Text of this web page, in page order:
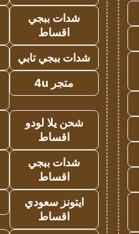
شدات ببجي
اقساط
شدات ببجي تابي
متجر 4u
شحن يلا لودو
اقساط
شدات ببجي
اقساط
ايتونز سعودي
اقساط